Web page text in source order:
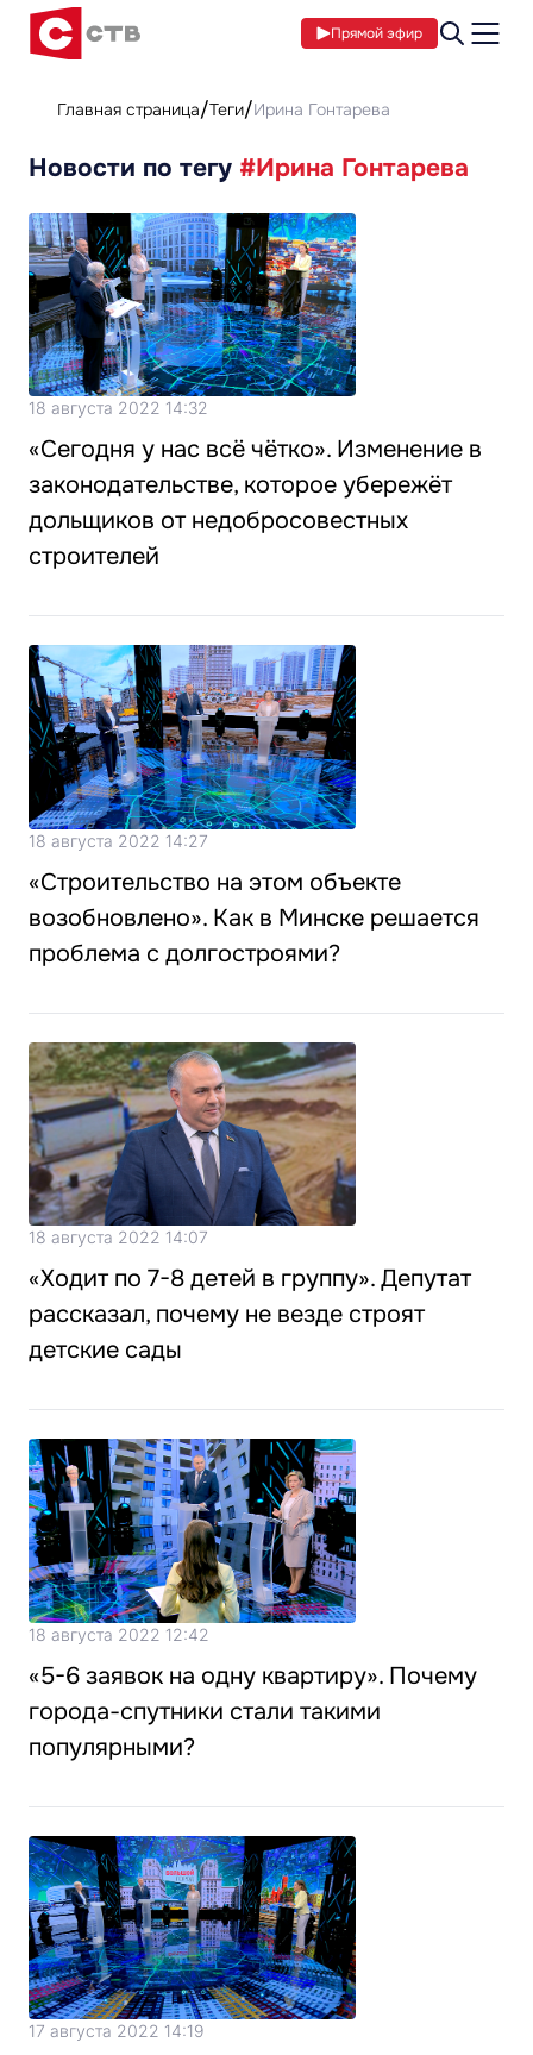
Прямой эфир
Главная страница Теги Ирина Гонтарева
Новости по тегу #Ирина Гонтарева
18 августа 2022 14:32
«Сегодня у нас всё чётко». Изменение в
законодательстве, которое убережёт
дольщиков от недобросовестных
строителей
18 августа 2022 14:27
«Строительство на этом объекте
возобновлено». Как в Минске решается
проблема с долгостроями?
18 августа 2022 14:07
«Ходит по 7-8 детей в группу». Депутат
рассказал, почему не везде строят
детские сады
18 августа 2022 12:42
«5-6 заявок на одну квартиру». Почему
города-спутники стали такими
популярными?
17 августа 2022 14:19